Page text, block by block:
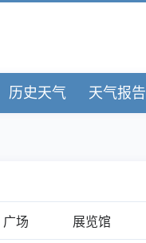
历史天气 天气报告
广场 展览馆